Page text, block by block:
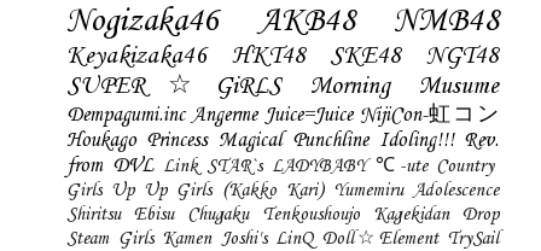
Nogizaka46 AKB48 NMB48
Keyakizaka46 HKT48 SKE48
NGT48
SUPER☆GiRLS
Morning Musume
Dempagumi.inc Angerme Juice=Juice NijiCon-虹コン
Houkago Princess Magical Punchline Idoling!!! Rev.
from DVL Link STAR`s LADYBABY ℃-ute Country
Girls Up Up Girls (Kakko Kari) Yumemiru Adolescence
Shiritsu Ebisu Chugaku
Tenkoushoujo Kagekidan
Drop
Steam Girls Kamen Joshi's LinQ Doll☆Element TrySail